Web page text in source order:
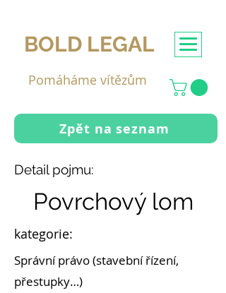
BOLD LEGAL
Pomáháme vítězům
Zpět na seznam
Detail pojmu:
Povrchový lom
kategorie:
Správní právo (stavební řízení,
přestupky…)